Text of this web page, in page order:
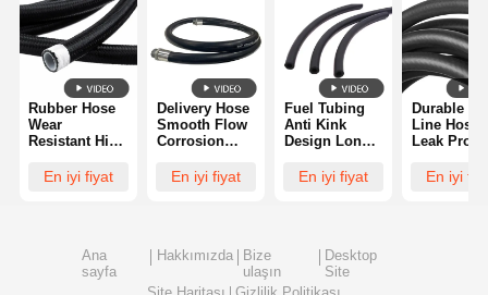
Rubber Hose
Wear
Resistant High
Reliable Long
Lasting
En iyi fiyat
Delivery Hose
Smooth Flow
Corrosion
Heavy Duty
Leak Proof
En iyi fiyat
Fuel Tubing
Anti Kink
Design Long
Install Stable
En iyi fiyat
Durable
Line Hose
Leak Proof
Flexible
Design
En iyi
Ana
sayfa
Hakkımızda
Bize
ulaşın
Desktop
Site